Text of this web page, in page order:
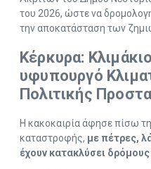
του 2026, ώστε να
την αποκατάσταση των
Κέρκυρα:
υφυπουργό
Πολιτικής
Η κακοκαιρία άφησε πίσω
καταστροφής, με πέτρες,
έχουν κατακλύσει